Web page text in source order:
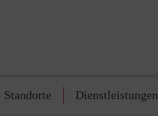
Standorte Dienstleistungen